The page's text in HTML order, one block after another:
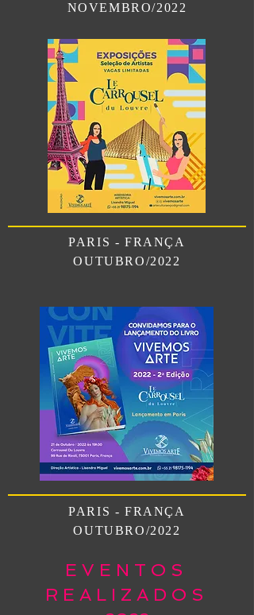
NOVEMBRO/2022
PARIS - FRANÇA
OUTUBRO/2022
PARIS - FRANÇA
OUTUBRO/2022
E V E N T O S
R E A L I Z A D O S